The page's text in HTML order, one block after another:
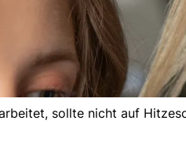
sollte nicht auf